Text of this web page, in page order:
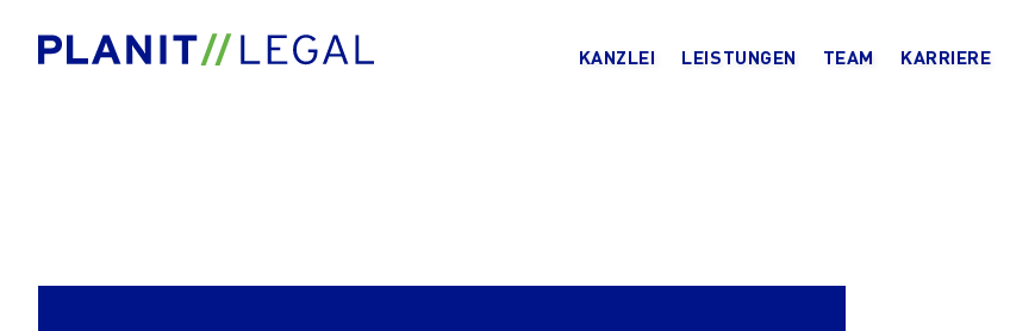
KANZLEI LEISTUNGEN TEAM KARRIERE